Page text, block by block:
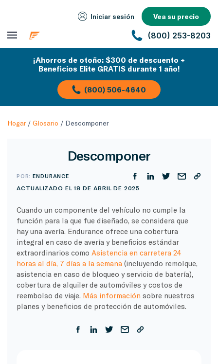
Iniciar sesión Vea su precio
(800) 253-8203
¡Ahorros de otoño: $300 de descuento +
Beneficios Elite GRATIS durante 1 año!
(800) 506-4640
Hogar/ Glosario / Descomponer
Descomponer
POR:ENDURANCE
ACTUALIZADO EL 18 DE ABRIL DE 2025
Cuando un componente del vehículo no cumple la
función para la que fue diseñado, se considera que
hay una avería. Endurance ofrece una cobertura
integral en caso de avería y beneficios estándar
extraordinarios como Asistencia en carretera 24
horas al día, 7 días a la semana(incluyendo remolque,
asistencia en caso de bloqueo y servicio de batería),
cobertura de alquiler de automóviles y costos de
reembolso de viaje. Más información sobre nuestros
planes y beneficios de protección de automóviles.